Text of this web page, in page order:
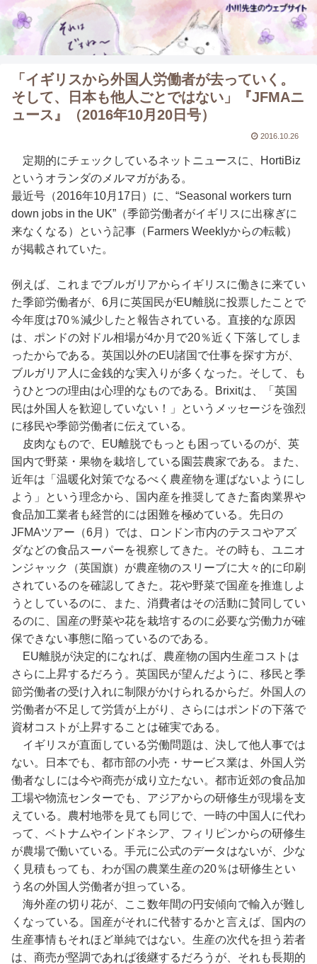
「イギリスから外国人労働者が去っていく。
そして、日本も他人ごとではない」『JFMAニ
ュース』（2016年10月20日号）
2016.10.26
定期的にチェックしているネットニュースに、HortiBiz
というオランダのメルマガがある。
最近号（2016年10月17日）に、“Seasonal workers turn
down jobs in the UK”（季節労働者がイギリスに出稼ぎに
来なくなる）という記事（Farmers Weeklyからの転載）
が掲載されていた。
例えば、これまでブルガリアからイギリスに働きに来てい
た季節労働者が、6月に英国民がEU離脱に投票したことで
今年度は70％減少したと報告されている。直接的な原因
は、ポンドの対ドル相場が4か月で20％近く下落してしま
ったからである。英国以外のEU諸国で仕事を探す方が、
ブルガリア人に金銭的な実入りが多くなった。そして、も
うひとつの理由は心理的なものである。Brixitは、「英国
民は外国人を歓迎していない！」というメッセージを強烈
に移民や季節労働者に伝えている。
皮肉なもので、EU離脱でもっとも困っているのが、英
国内で野菜・果物を栽培している園芸農家である。また、
近年は「温暖化対策でなるべく農産物を運ばないようにし
よう」という理念から、国内産を推奨してきた畜肉業界や
食品加工業者も経営的には困難を極めている。先日の
JFMAツアー（6月）では、ロンドン市内のテスコやアズ
ダなどの食品スーパーを視察してきた。その時も、ユニオ
ンジャック（英国旗）が農産物のスリーブに大々的に印刷
されているのを確認してきた。花や野菜で国産を推進しよ
うとしているのに、また、消費者はその活動に賛同してい
るのに、国産の野菜や花を栽培するのに必要な労働力が確
保できない事態に陥っているのである。
EU離脱が決定的になれば、農産物の国内生産コストは
さらに上昇するだろう。英国民が望んだように、移民と季
節労働者の受け入れに制限がかけられるからだ。外国人の
労働者が不足して労賃が上がり、さらにはポンドの下落で
資材コストが上昇することは確実である。
イギリスが直面している労働問題は、決して他人事では
ない。日本でも、都市部の小売・サービス業は、外国人労
働者なしには今や商売が成り立たない。都市近郊の食品加
工場や物流センターでも、アジアからの研修生が現場を支
えている。農村地帯を見ても同じで、一時の中国人に代わ
って、ベトナムやインドネシア、フィリピンからの研修生
が農場で働いている。手元に公式のデータはないが、少な
く見積もっても、わが国の農業生産の20％は研修生とい
う名の外国人労働者が担っている。
海外産の切り花が、ここ数年間の円安傾向で輸入が難し
くなっている。国産がそれに代替するかと言えば、国内の
生産事情もそれほど単純ではない。生産の次代を担う若者
は、商売が堅調であれば後継するだろうが、それも長期的